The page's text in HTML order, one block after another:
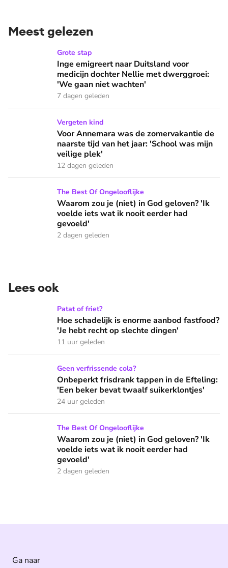
Meest gelezen
Inge emigreert naar Duitsland voor medicijn dochter
Grote stap
Inge emigreert naar Duitsland voor
medicijn dochter Nellie met dwerggroei:
'We gaan niet wachten'
7 dagen geleden
Voor Annemara was de zomervakantie de naarste tijd van
Vergeten kind
Voor Annemara was de zomervakantie de
naarste tijd van het jaar: 'School was mijn
veilige plek'
12 dagen geleden
Waarom zou je (niet) in God geloven? 'Ik voelde iets wat
The Best Of Ongelooflijke
Waarom zou je (niet) in God geloven? 'Ik
voelde iets wat ik nooit eerder had
gevoeld'
2 dagen geleden
Lees ook
Hoe schadelijk is enorme aanbod fastfood? 'Je hebt recht
Patat of friet?
Hoe schadelijk is enorme aanbod fastfood?
'Je hebt recht op slechte dingen'
11 uur geleden
Onbeperkt frisdrank tappen in de Efteling: 'Een beker
Geen verfrissende cola?
Onbeperkt frisdrank tappen in de Efteling:
'Een beker bevat twaalf suikerklontjes'
24 uur geleden
Waarom zou je (niet) in God geloven? 'Ik voelde iets wat
The Best Of Ongelooflijke
Waarom zou je (niet) in God geloven? 'Ik
voelde iets wat ik nooit eerder had
gevoeld'
2 dagen geleden
Ga naar